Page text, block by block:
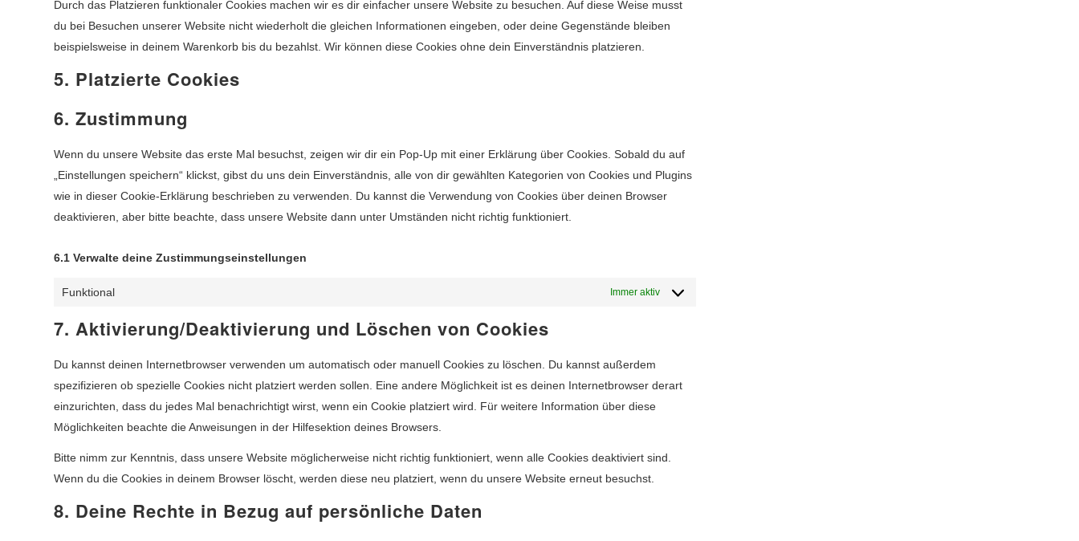
Durch das Platzieren funktionaler Cookies machen wir es dir einfacher unsere Website zu besuchen. Auf diese Weise musst
du bei Besuchen unserer Website nicht wiederholt die gleichen Informationen eingeben, oder deine Gegenstände bleiben
beispielsweise in deinem Warenkorb bis du bezahlst. Wir können diese Cookies ohne dein Einverständnis platzieren.
5. Platzierte Cookies
6. Zustimmung
Wenn du unsere Website das erste Mal besuchst, zeigen wir dir ein Pop-Up mit einer Erklärung über Cookies. Sobald du auf
„Einstellungen speichern“ klickst, gibst du uns dein Einverständnis, alle von dir gewählten Kategorien von Cookies und Plugins
wie in dieser Cookie-Erklärung beschrieben zu verwenden. Du kannst die Verwendung von Cookies über deinen Browser
deaktivieren, aber bitte beachte, dass unsere Website dann unter Umständen nicht richtig funktioniert.
6.1 Verwalte deine Zustimmungseinstellungen
Funktional Immer aktiv
7. Aktivierung/Deaktivierung und Löschen von Cookies
Du kannst deinen Internetbrowser verwenden um automatisch oder manuell Cookies zu löschen. Du kannst außerdem
spezifizieren ob spezielle Cookies nicht platziert werden sollen. Eine andere Möglichkeit ist es deinen Internetbrowser derart
einzurichten, dass du jedes Mal benachrichtigt wirst, wenn ein Cookie platziert wird. Für weitere Information über diese
Möglichkeiten beachte die Anweisungen in der Hilfesektion deines Browsers.
Bitte nimm zur Kenntnis, dass unsere Website möglicherweise nicht richtig funktioniert, wenn alle Cookies deaktiviert sind.
Wenn du die Cookies in deinem Browser löscht, werden diese neu platziert, wenn du unsere Website erneut besuchst.
8. Deine Rechte in Bezug auf persönliche Daten